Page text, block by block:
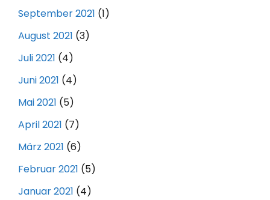
September 2021 (1)
August 2021 (3)
Juli 2021 (4)
Juni 2021 (4)
Mai 2021 (5)
April 2021 (7)
März 2021 (6)
Februar 2021 (5)
Januar 2021 (4)